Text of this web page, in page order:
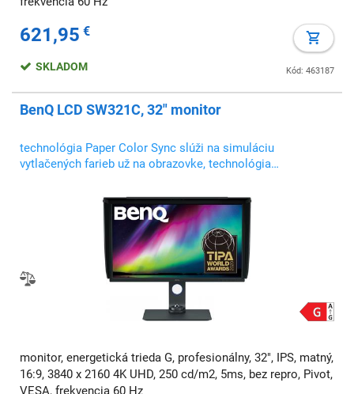
621,95 €
Kód: 463187
SKLADOM
BenQ LCD SW321C, 32" monitor
technológia Paper Color Sync slúži na simuláciu
vytlačených farieb už na obrazovke, technológia
pokrytie 99 % farebného priestoru Adobe RGB s
technológiou IPS
monitor, energetická trieda G, profesionálny, 32", IPS, matný,
16:9, 3840 x 2160 4K UHD, 250 cd/m2, 5ms, bez repro, Pivot,
VESA, frekvencia 60 Hz